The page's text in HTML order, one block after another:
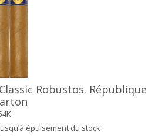
Robustos. République
épuisement du stock